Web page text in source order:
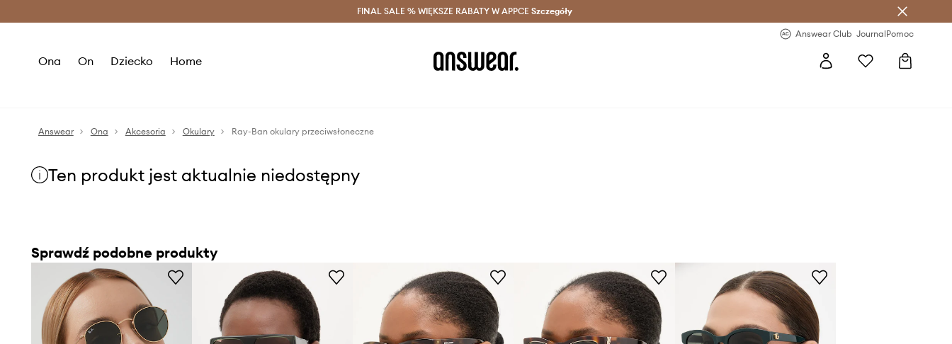
Oszczędzaj z Answear Club > Dostawa nawet w 24h >
FINAL SALE % WIĘKSZE RABATY W APPCE Szczegóły
Answear Club JournalPomoc
Ona On Dziecko Home
Answear Ona Akcesoria Okulary Ray-Ban okulary przeciwsłoneczne
Ten produkt jest aktualnie niedostępny
Sprawdź podobne produkty